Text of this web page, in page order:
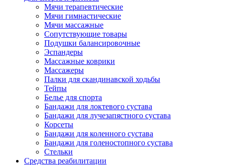
Мячи терапевтические
Мячи гимнастические
Мячи массажные
Сопутствующие товары
Подушки балансировочные
Эспандеры
Массажные коврики
Массажеры
Палки для скандинавской ходьбы
Тейпы
Белье для спорта
Бандажи для локтевого сустава
Бандажи для лучезапястного сустава
Корсеты
Бандажи для коленного сустава
Бандажи для голеностопного сустава
Стельки
Средства реабилитации